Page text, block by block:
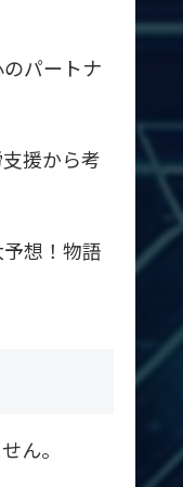
パートナ
援から考
想！物語
ん。